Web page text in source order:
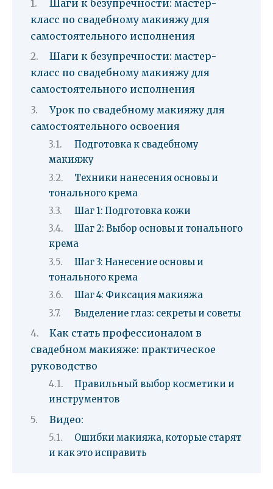
Шаги к безупречности: мастер-
класс по свадебному макияжу для
самостоятельного исполнения
Шаги к безупречности: мастер-
класс по свадебному макияжу для
самостоятельного исполнения
Урок по свадебному макияжу для
самостоятельного освоения
Подготовка к свадебному
макияжу
Техники нанесения основы и
тонального крема
Шаг 1: Подготовка кожи
Шаг 2: Выбор основы и тонального
крема
Шаг 3: Нанесение основы и
тонального крема
Шаг 4: Фиксация макияжа
Выделение глаз: секреты и советы
Как стать профессионалом в
свадебном макияже: практическое
руководство
Правильный выбор косметики и
инструментов
Видео:
Ошибки макияжа, которые старят
и как это исправить